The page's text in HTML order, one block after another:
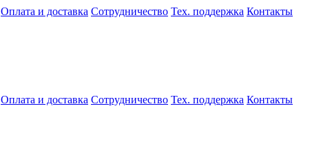
Оплата и доставка Сотрудничество Тех. поддержка Контакты
Оплата и доставка Сотрудничество Тех. поддержка Контакты